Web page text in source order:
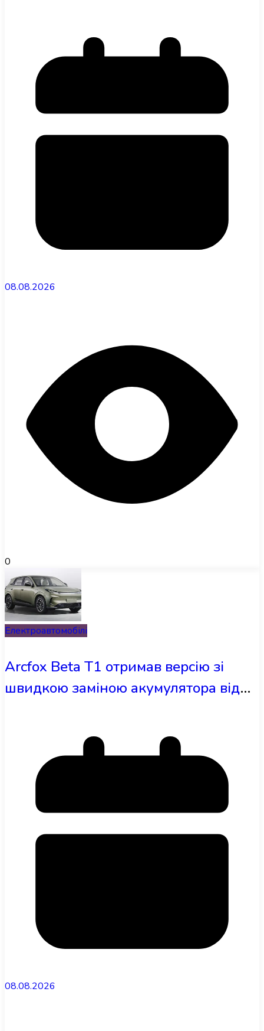
08.08.2026
0
Електроавтомобілі
Arcfox Beta T1 отримав версію зі
швидкою заміною акумулятора від
08.08.2026